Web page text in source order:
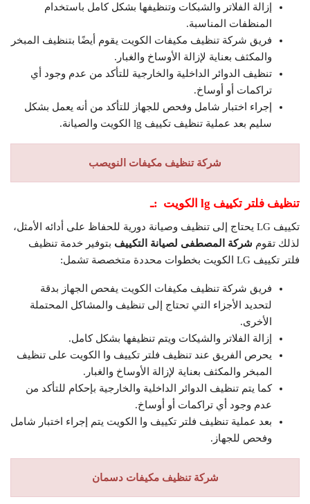
إزالة الفلاتر والشبكات وتنظيفها بشكل كامل باستخدام
المنظفات المناسبة.
فريق شركة تنظيف مكيفات الكويت يقوم أيضًا بتنظيف المبخر
والمكثف بعناية لإزالة الأوساخ والغبار.
تنظيف الدوائر الداخلية والخارجية للتأكد من عدم وجود أي
تراكمات أو أوساخ.
إجراء اختبار شامل وفحص للجهاز للتأكد من أنه يعمل بشكل
سليم بعد عملية تنظيف تكييف lg الكويت والصيانة.
شركة تنظيف مكيفات النويصب
تنظيف فلتر تكييف lg الكويت :ـ
تكييف LG يحتاج إلى تنظيف وصيانة دورية للحفاظ على أدائه الأمثل،
لذلك تقوم شركة المصطفى لصيانة التكييف بتوفير خدمة تنظيف
فلتر تكييف LG الكويت بخطوات محددة متخصصة تشمل:
فريق شركة تنظيف مكيفات الكويت يفحص الجهاز بدقة
لتحديد الأجزاء التي تحتاج إلى تنظيف والمشاكل المحتملة
الأخرى.
إزالة الفلاتر والشيكات ويتم تنظيفها بشكل كامل.
يحرص الفريق عند تنظيف فلتر تكييف وا الكويت على تنظيف
المبخر والمكثف بعناية لإزالة الأوساخ والغبار.
كما يتم تنظيف الدوائر الداخلية والخارجية بإحكام للتأكد من
عدم وجود أي تراكمات أو أوساخ.
بعد عملية تنظيف فلتر تكييف وا الكويت يتم إجراء اختبار شامل
وفحص للجهاز.
شركة تنظيف مكيفات دسمان